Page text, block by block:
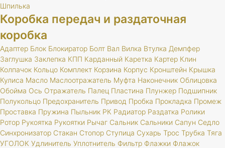
Шпилька
Коробка передач и раздаточная
коробка
Адаптер Блок Блокиратор Болт Вал Вилка Втулка Демпфер
Заглушка Заклепка КПП Карданный Каретка Картер Клин
Колпачок Кольцо Комплект Корзина Корпус Кронштейн Крышка
Кулиса Масло Маслоотражатель Муфта Наконечник Облицовка
Обойма Ось Отражатель Палец Пластина Плунжер Подшипник
Полукольцо Предохранитель Привод Пробка Прокладка Промеж
Проставка Пружина Пыльник РК Радиатор Раздатка Ролики
Ротор Рукоятка Рукоятки Рычаг Сальник Сальники Сапун Седло
Синхронизатор Стакан Стопор Ступица Сухарь Трос Трубка Тяга
УГОЛОК Удлинитель Уплотнитель Фильтр Флажки Флажок